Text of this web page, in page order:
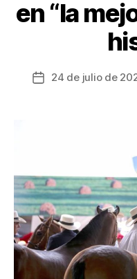
en “la
Fecha24 de julio de